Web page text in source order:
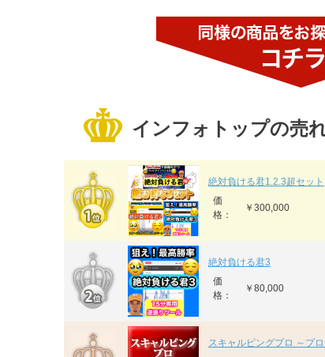
インフォトップの売
絶対負ける君1.2.3超セット
価
格：
￥300,000
絶対負ける君3
価
格：
￥80,000
スキャルピングプロ ～プ